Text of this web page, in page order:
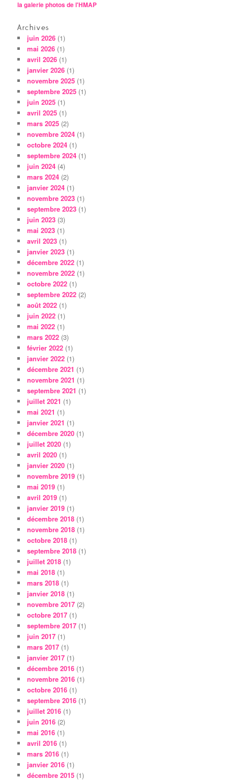
la galerie photos de l'HMAP
Archives
juin 2026 (1)
mai 2026 (1)
avril 2026 (1)
janvier 2026 (1)
novembre 2025 (1)
septembre 2025 (1)
juin 2025 (1)
avril 2025 (1)
mars 2025 (2)
novembre 2024 (1)
octobre 2024 (1)
septembre 2024 (1)
juin 2024 (4)
mars 2024 (2)
janvier 2024 (1)
novembre 2023 (1)
septembre 2023 (1)
juin 2023 (3)
mai 2023 (1)
avril 2023 (1)
janvier 2023 (1)
décembre 2022 (1)
novembre 2022 (1)
octobre 2022 (1)
septembre 2022 (2)
août 2022 (1)
juin 2022 (1)
mai 2022 (1)
mars 2022 (3)
février 2022 (1)
janvier 2022 (1)
décembre 2021 (1)
novembre 2021 (1)
septembre 2021 (1)
juillet 2021 (1)
mai 2021 (1)
janvier 2021 (1)
décembre 2020 (1)
juillet 2020 (1)
avril 2020 (1)
janvier 2020 (1)
novembre 2019 (1)
mai 2019 (1)
avril 2019 (1)
janvier 2019 (1)
décembre 2018 (1)
novembre 2018 (1)
octobre 2018 (1)
septembre 2018 (1)
juillet 2018 (1)
mai 2018 (1)
mars 2018 (1)
janvier 2018 (1)
novembre 2017 (2)
octobre 2017 (1)
septembre 2017 (1)
juin 2017 (1)
mars 2017 (1)
janvier 2017 (1)
décembre 2016 (1)
novembre 2016 (1)
octobre 2016 (1)
septembre 2016 (1)
juillet 2016 (1)
juin 2016 (2)
mai 2016 (1)
avril 2016 (1)
mars 2016 (1)
janvier 2016 (1)
décembre 2015 (1)